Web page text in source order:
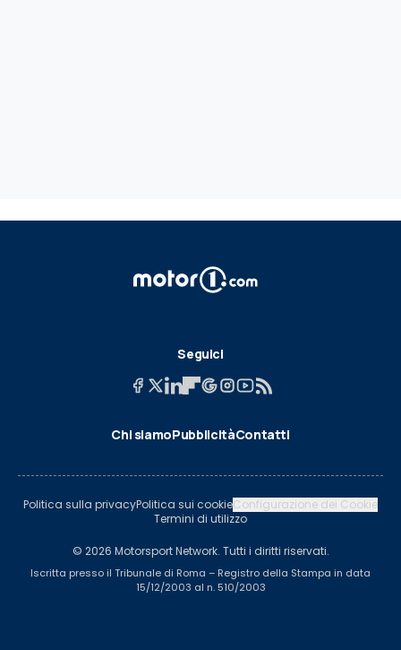
Seguici
Chi siamoPubblicitàContatti
Politica sulla privacyPolitica sui cookieConfigurazione dei Cookie
Termini di utilizzo
© 2026 Motorsport Network. Tutti i diritti riservati.
Iscritta presso il Tribunale di Roma – Registro della Stampa in data
15/12/2003 al n. 510/2003